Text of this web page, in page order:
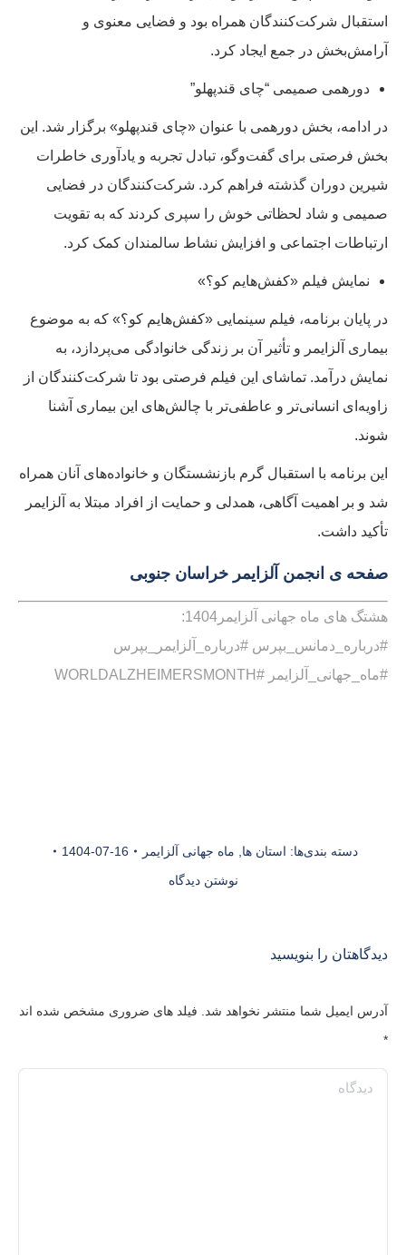
استقبال شرکت‌کنندگان همراه بود و فضایی معنوی و
آرامش‌بخش در جمع ایجاد کرد.
دورهمی صمیمی “چای قندپهلو”
در ادامه، بخش دورهمی با عنوان «چای قندپهلو» برگزار شد. این
بخش فرصتی برای گفت‌وگو، تبادل تجربه و یادآوری خاطرات
شیرین دوران گذشته فراهم کرد. شرکت‌کنندگان در فضایی
صمیمی و شاد لحظاتی خوش را سپری کردند که به تقویت
ارتباطات اجتماعی و افزایش نشاط سالمندان کمک کرد.
نمایش فیلم «کفش‌هایم کو؟»
در پایان برنامه، فیلم سینمایی «کفش‌هایم کو؟» که به موضوع
بیماری آلزایمر و تأثیر آن بر زندگی خانوادگی می‌پردازد، به
نمایش درآمد. تماشای این فیلم فرصتی بود تا شرکت‌کنندگان از
زاویه‌ای انسانی‌تر و عاطفی‌تر با چالش‌های این بیماری آشنا
شوند.
این برنامه با استقبال گرم بازنشستگان و خانواده‌های آنان همراه
شد و بر اهمیت آگاهی، همدلی و حمایت از افراد مبتلا به آلزایمر
تأکید داشت.
صفحه ی انجمن آلزایمر خراسان جنوبی
هشتگ های ماه جهانی آلزایمر1404:
#درباره_دمانس_بپرس #درباره_آلزایمر_بپرس
#ماه_جهانی_آلزایمر #WORLDALZHEIMERSMONTH
دسته بندی‌ها: استان ها ماه جهانی آلزایمر
1404-07-16
نوشتن دیدگاه
دیدگاهتان را بنویسید
آدرس ایمیل شما منتشر نخواهد شد. فیلد های ضروری مشخص شده اند
*
دیدگاه